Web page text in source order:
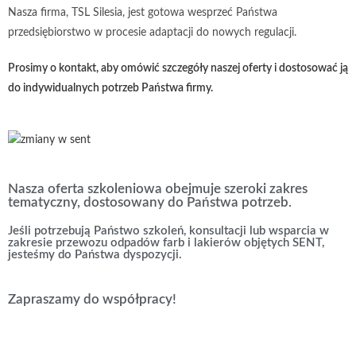
Nasza firma, TSL Silesia, jest gotowa wesprzeć Państwa
przedsiębiorstwo w procesie adaptacji do nowych regulacji.
Prosimy o kontakt, aby omówić szczegóły naszej oferty i dostosować ją
do indywidualnych potrzeb Państwa firmy.
Nasza oferta szkoleniowa obejmuje szeroki zakres
tematyczny, dostosowany do Państwa potrzeb.
Jeśli potrzebują Państwo szkoleń, konsultacji lub wsparcia w
zakresie przewozu odpadów farb i lakierów objętych SENT,
jesteśmy do Państwa dyspozycji.
Zapraszamy do współpracy!​